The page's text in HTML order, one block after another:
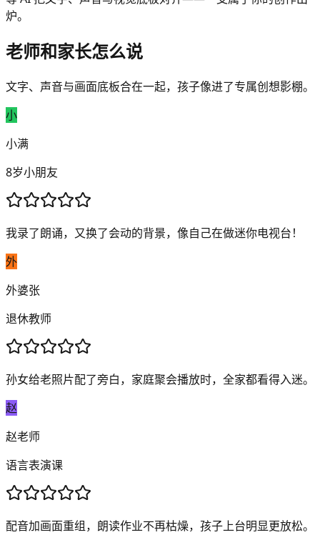
炉。
老师和家长怎么说
文字、声音与画面底板合在一起，孩子像进了专属创想影棚。
小
小满
8岁小朋友
我录了朗诵，又换了会动的背景，像自己在做迷你电视台！
外
外婆张
退休教师
孙女给老照片配了旁白，家庭聚会播放时，全家都看得入迷。
赵
赵老师
语言表演课
配音加画面重组，朗读作业不再枯燥，孩子上台明显更放松。